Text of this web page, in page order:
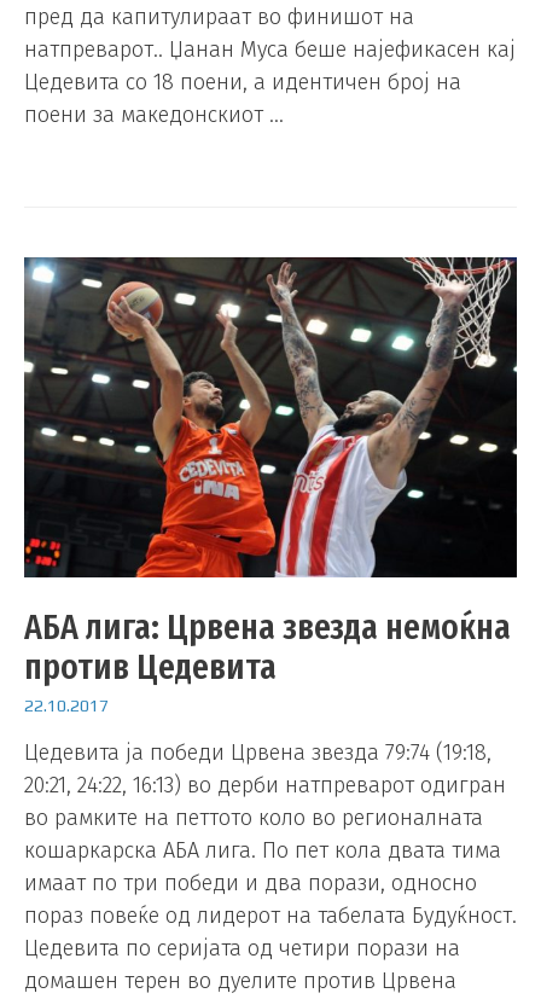
пред да капитулираат во финишот на
натпреварот.. Џанан Муса беше најефикасен кај
Цедевита со 18 поени, а идентичен број на
поени за македонскиот …
АБА лига: Црвена звезда немоќна
против Цедевита
22.10.2017
Цедевита ја победи Црвена звезда 79:74 (19:18,
20:21, 24:22, 16:13) во дерби натпреварот одигран
во рамките на петтото коло во регионалната
кошаркарска АБА лига. По пет кола двата тима
имаат по три победи и два порази, односно
пораз повеќе од лидерот на табелата Будуќност.
Цедевита по серијата од четири порази на
домашен терен во дуелите против Црвена